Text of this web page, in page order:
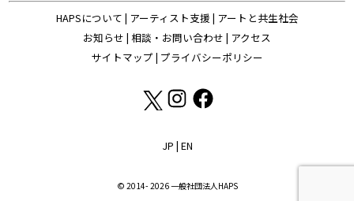
HAPSについて | アーティスト支援 | アートと共生社会
お知らせ | 相談・お問い合わせ | アクセス
サイトマップ | プライバシーポリシー
JP | EN
© 2014- 2026 一般社団法人HAPS